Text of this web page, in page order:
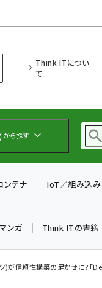
Think ITについ
て
から探す
ンテナ IoT／組み込み
マンガ Think ITの書籍
)が信頼性構築の足かせに?「